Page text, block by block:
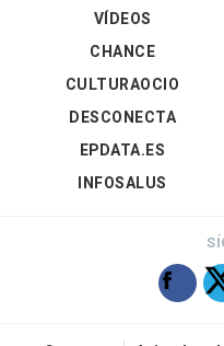
VÍDEOS
CHANCE
CULTURAOCIO
DESCONECTA
EPDATA.ES
INFOSALUS